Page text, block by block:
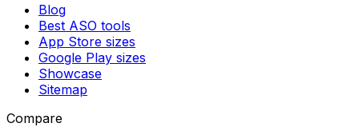
Blog
Best ASO tools
App Store sizes
Google Play sizes
Showcase
Sitemap
Compare